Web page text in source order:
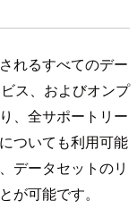
れるすべてのデー
ス、およびオンプ
、全サポートリー
ついても利用可能
データセットのリ
が可能です。